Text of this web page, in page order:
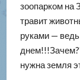
зоопарком на
травит
руками —
нужна земля